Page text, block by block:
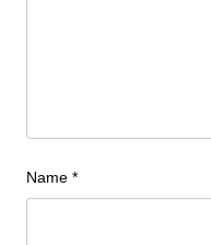
Name *